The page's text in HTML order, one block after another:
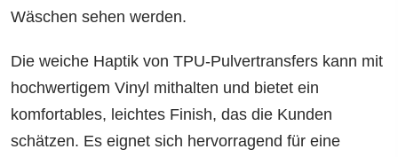
Wäschen sehen werden.
Die weiche Haptik von TPU-Pulvertransfers kann mit
hochwertigem Vinyl mithalten und bietet ein
komfortables, leichtes Finish, das die Kunden
schätzen. Es eignet sich hervorragend für eine